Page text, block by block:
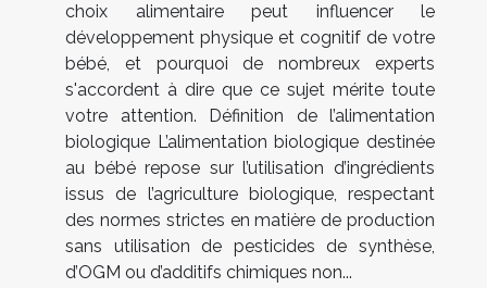
choix alimentaire peut influencer le
développement physique et cognitif de votre
bébé, et pourquoi de nombreux experts
s'accordent à dire que ce sujet mérite toute
votre attention. Définition de l’alimentation
biologique L’alimentation biologique destinée
au bébé repose sur l’utilisation d’ingrédients
issus de l’agriculture biologique, respectant
des normes strictes en matière de production
sans utilisation de pesticides de synthèse,
d’OGM ou d’additifs chimiques non...